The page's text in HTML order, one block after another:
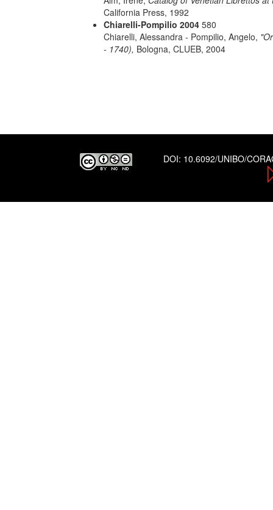
California Press, 1992
Chiarelli-Pompilio 2004 580
Chiarelli, Alessandra - Pompilio, Angelo,
- 1740), Bologna, CLUEB, 2004
DOI: 10.6092/UNIBO/